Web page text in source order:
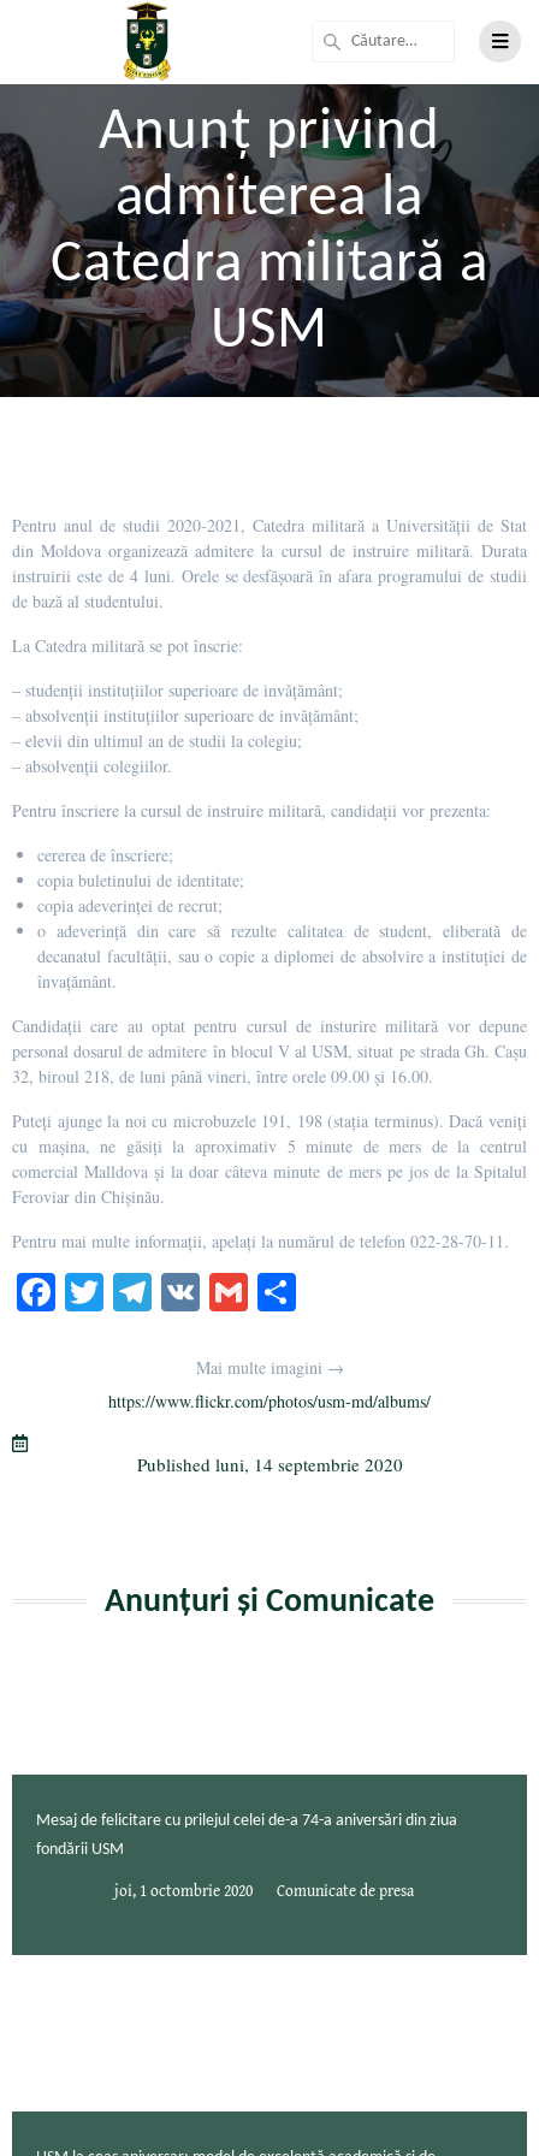
Anunț privind
admiterea la
Catedra militară a
USM
Pentru anul de studii 2020-2021, Catedra militară a Universității de Stat
din Moldova organizează admitere la cursul de instruire militară. Durata
instruirii este de 4 luni. Orele se desfășoară în afara programului de studii
de bază al studentului.
La Catedra militară se pot înscrie:
– studenţii instituţiilor superioare de invăţământ;
– absolvenţii instituţiilor superioare de invăţământ;
– elevii din ultimul an de studii la colegiu;
– absolvenţii colegiilor.
Pentru înscriere la cursul de instruire militară, candidații vor prezenta:
cererea de înscriere;
copia buletinului de identitate;
copia adeverinței de recrut;
o adeverință din care să rezulte calitatea de student, eliberată de
decanatul facultății, sau o copie a diplomei de absolvire a instituției de
învațământ.
Candidații care au optat pentru cursul de insturire militară vor depune
personal dosarul de admitere în blocul V al USM, situat pe strada Gh. Cașu
32, biroul 218, de luni până vineri, între orele 09.00 și 16.00.
Puteți ajunge la noi cu microbuzele 191, 198 (staţia terminus). Dacă veniți
cu mașina, ne găsiți la aproximativ 5 minute de mers de la centrul
comercial Malldova și la doar câteva minute de mers pe jos de la Spitalul
Feroviar din Chișinău.
Pentru mai multe informații, apelați la numărul de telefon 022-28-70-11.
Fa T
r
Te
a
m
V G
ailaj
ea
Mai multe imagini →
https://www.flickr.com/photos/usm-md/albums/
Published luni, 14 septembrie 2020
Anunțuri și Comunicate
Mesaj de felicitare cu prilejul celei de-a 74-a aniversări din ziua
fondării USM
joi, 1 octombrie 2020 Comunicate de presa